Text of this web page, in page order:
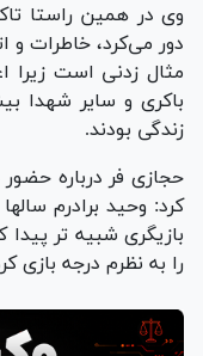
وی در همین راستا
دور می‌کرد، خاطرات و
مثال زدنی است زیرا
باکری و سایر شهدا
زندگی بودند.
حجازی فر درباره
کرد: وحید برادرم
بازیگری شبیه تر
را به نظرم درجه بازی